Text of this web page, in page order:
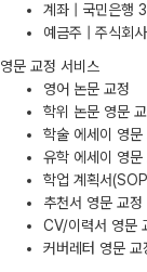
계좌 | 국민은
예금주 | 주식회
영문 교정 서비스
영어 논문 교정
학위 논문 영문
학술 에세이 영문
유학 에세이 영문
학업 계획서
추천서 영문 교정
CV/이력서 영문
커버레터 영문 교